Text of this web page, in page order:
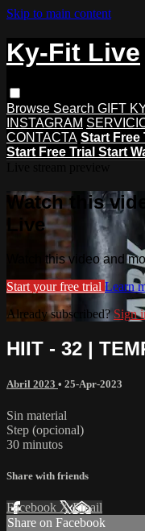
Skip to main content
Ky-Fit Live
Browse Search GIFT
INSTAGRAM
CONTACTA Start Free
Start Free Trial Start
Watch this
Live
Watch this video and
Start your free trial Learn
Already subscribed? Sign
HIIT - 32 |
Abril 2023 • 25-Apr-2023
Sin material
Step (opcional)
30 minutos
Share with friends
Facebook XEmail
Share on Facebook